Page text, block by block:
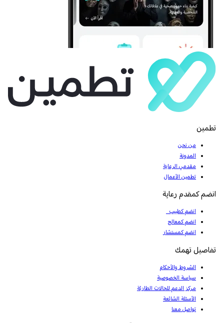
تطمين
من نحن
المدونة
مقدمي الرعاية
تطمين الأعمال
انضم كمقدم رعاية
انضم كطبيب
انضم كمعالج
انضم كمستشار
تفاصيل تهمك
الشروط والأحكام
سياسة الخصوصية
مركز الدعم للحالات الطارئة
الأسئلة الشائعة
تواصل معنا